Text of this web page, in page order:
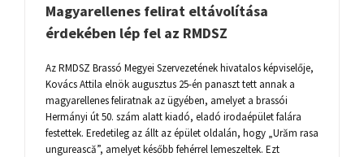
Magyarellenes felirat eltávolítása
érdekében lép fel az RMDSZ
Az RMDSZ Brassó Megyei Szervezetének hivatalos képviselője,
Kovács Attila elnök augusztus 25-én panaszt tett annak a
magyarellenes feliratnak az ügyében, amelyet a brassói
Hermányi út 50. szám alatt kiadó, eladó irodaépület falára
festettek. Eredetileg az állt az épület oldalán, hogy „Urăm rasa
ungurească”, amelyet később fehérrel lemeszeltek. Ezt